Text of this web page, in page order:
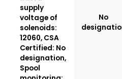
supply
voltage of
solenoids:
12060, CSA
Certified: No
designation,
Spool
No